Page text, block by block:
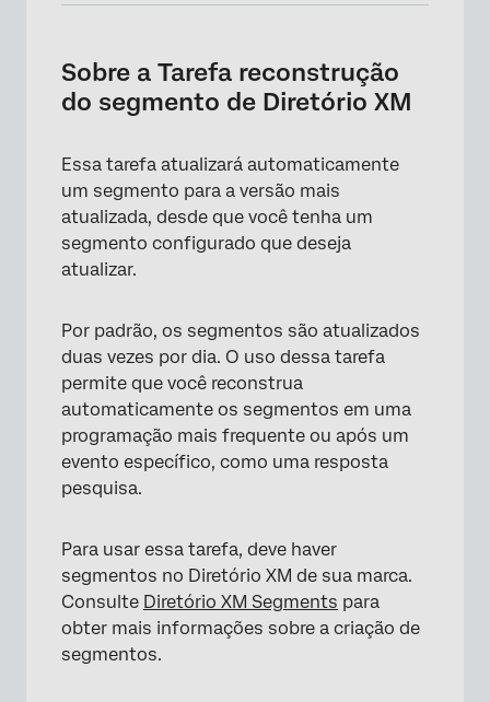
Criação de uma Tarefa de segmento de
Diretório XM Rebuild XM
Sobre a Tarefa reconstrução
do segmento de Diretório XM
Essa tarefa atualizará automaticamente
um segmento para a versão mais
atualizada, desde que você tenha um
segmento configurado que deseja
atualizar.
Por padrão, os segmentos são atualizados
duas vezes por dia. O uso dessa tarefa
permite que você reconstrua
automaticamente os segmentos em uma
programação mais frequente ou após um
evento específico, como uma resposta
pesquisa.
Para usar essa tarefa, deve haver
segmentos no Diretório XM de sua marca.
Consulte Diretório XM Segments para
obter mais informações sobre a criação de
segmentos.